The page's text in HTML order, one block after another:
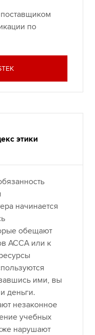
по
этики
начинается
обещают
ACCA или к
ими, вы
деньги.
незаконное
учебных
нарушают